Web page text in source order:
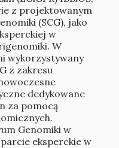
z projektowanym
(SCG), jako
w
W
wykorzystywany
z zakresu
dedykowane
za pomocą
Genomiki w
eksperckie w